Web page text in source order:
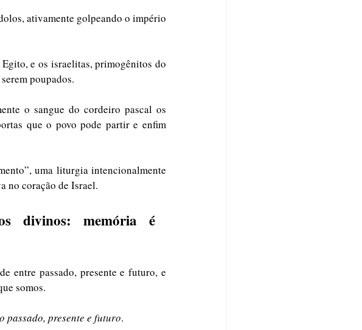
ativamente golpeando o império
e os israelitas, primogênitos do
poupados.
o sangue do cordeiro pascal os
que o povo pode partir e enfim
uma liturgia intencionalmente
no coração de Israel.
divinos: memória é
entre passado, presente e futuro, e
somos.
passado, presente e futuro.